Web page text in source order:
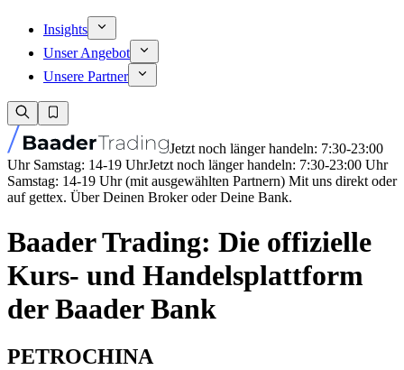
Insights
Unser Angebot
Unsere Partner
Jetzt noch länger handeln: 7:30-23:00
Uhr Samstag: 14-19 UhrJetzt noch länger handeln: 7:30-23:00 Uhr
Samstag: 14-19 Uhr (mit ausgewählten Partnern) Mit uns direkt oder
auf gettex. Über Deinen Broker oder Deine Bank.
Baader Trading: Die offizielle
Kurs- und Handelsplattform
der Baader Bank
PETROCHINA